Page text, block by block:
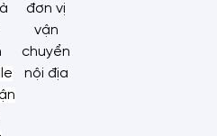
đơn vị
vận
chuyển
nội địa